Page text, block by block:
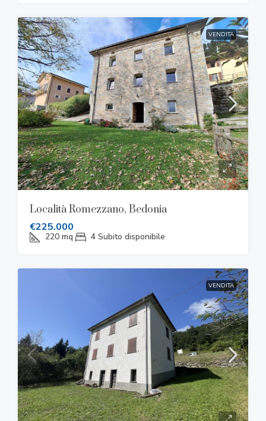
VENDITA
Località Romezzano, Bedonia
€225.000
220 mq 4 Subito disponibile
VENDITA